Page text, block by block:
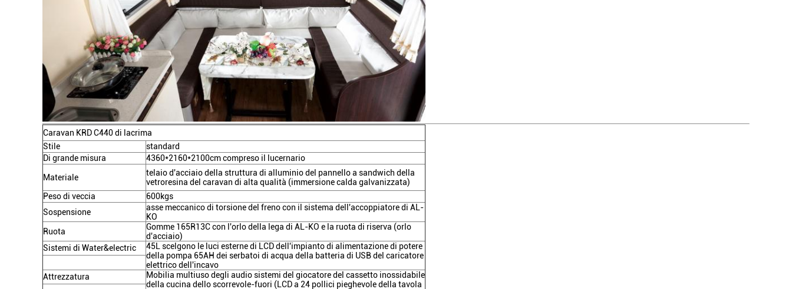
Caravan KRD C440 di lacrima
Stile
standard
Di grande misura
4360*2160*2100cm compreso il lucernario
Materiale
telaio d'acciaio della struttura di alluminio del pannello a sandwich della
vetroresina del caravan di alta qualità (immersione calda galvanizzata)
Peso di veccia
600kgs
Sospensione
asse meccanico di torsione del freno con il sistema dell'accoppiatore di AL-
KO
Ruota
Gomme 165R13C con l'orlo della lega di AL-KO e la ruota di riserva (orlo
d'acciaio)
Sistemi di Water&electric
45L scelgono le luci esterne di LCD dell'impianto di alimentazione di potere
della pompa 65AH dei serbatoi di acqua della batteria di USB del caricatore
elettrico dell'incavo
Attrezzatura
Mobilia multiuso degli audio sistemi del giocatore del cassetto inossidabile
della cucina dello scorrevole-fuori (LCD a 24 pollici pieghevole della tavola